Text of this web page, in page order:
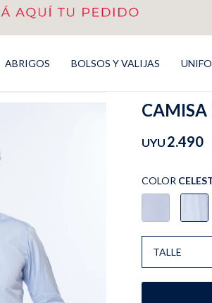
ABRIGOS BOLSOS Y VALIJAS
CAMISA
UYU 2.490
COLOR
TALLE